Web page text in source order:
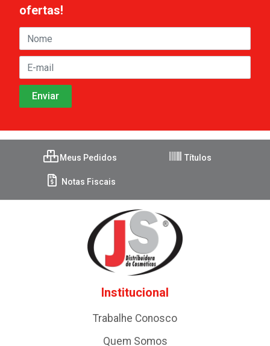
ofertas!
Meus Pedidos Títulos
Notas Fiscais
Institucional
Trabalhe Conosco
Quem Somos